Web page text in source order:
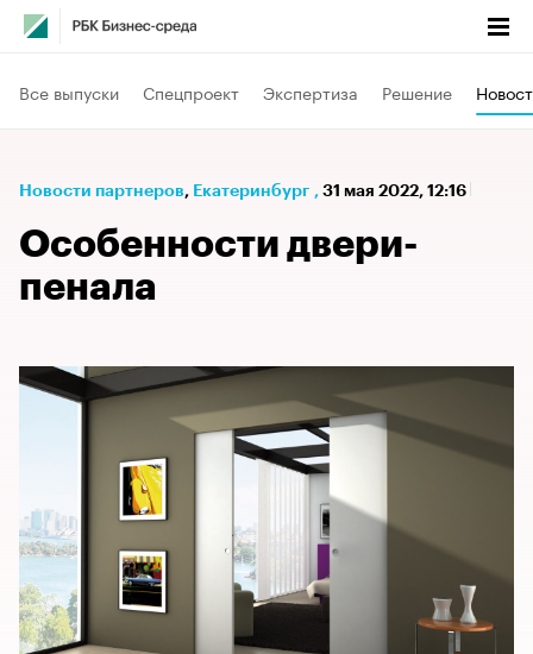
Все выпуски Спецпроект Экспертиза Решение
Новости партнеров⁠, Екатеринбург , 31 мая 2022, 12:16
Особенности двери-
пенала